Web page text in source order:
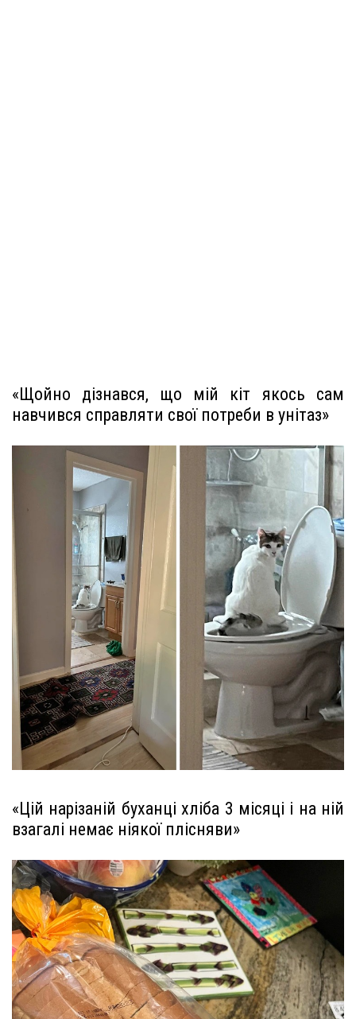
«Щойно дізнався, що мій кіт якось сам
навчився справляти свої потреби в унітаз»
«Цій нарізаній буханці хліба 3 місяці і на ній
взагалі немає ніякої плісняви»